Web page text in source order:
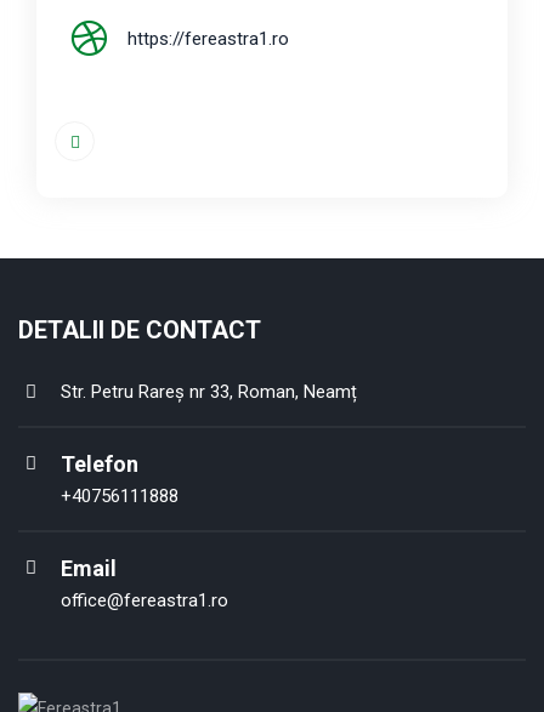
https://fereastra1.ro
DETALII DE CONTACT
Str. Petru Rareș nr 33, Roman, Neamț
Telefon
+40756111888
Email
office@fereastra1.ro